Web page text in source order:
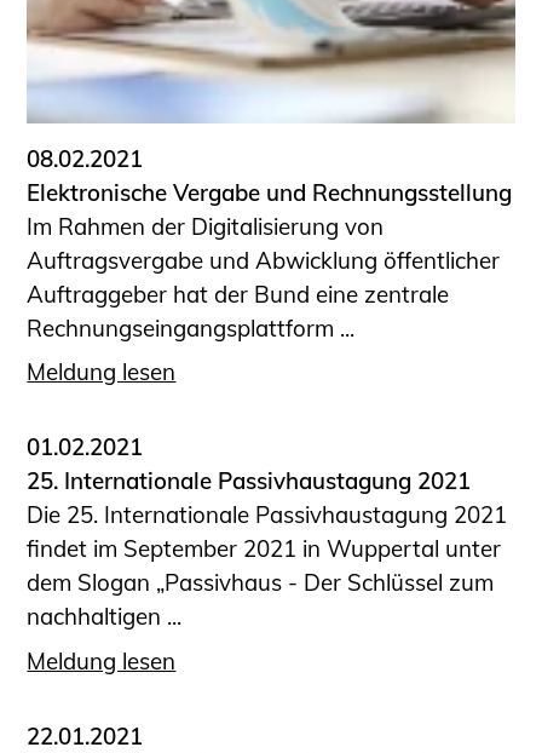
08.02.2021
Elektronische Vergabe und Rechnungsstellung
Im Rahmen der Digitalisierung von
Auftragsvergabe und Abwicklung öffentlicher
Auftraggeber hat der Bund eine zentrale
Rechnungseingangsplattform ...
Meldung lesen
01.02.2021
25. Internationale Passivhaustagung 2021
Die 25. Internationale Passivhaustagung 2021
findet im September 2021 in Wuppertal unter
dem Slogan „Passivhaus - Der Schlüssel zum
nachhaltigen ...
Meldung lesen
22.01.2021